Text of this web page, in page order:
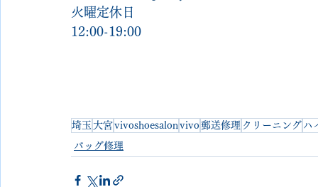
火曜定休日
12:00-19:00
埼玉 大宮vivoshoesalon vivo郵送修理 クリーニング ハ
バッグ修理